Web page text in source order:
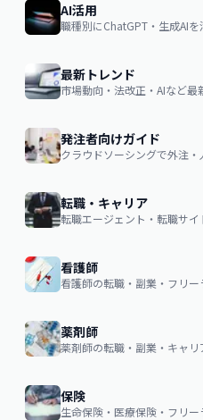
AI活用
最新トレンド
市場動向・法改正・AIなど最
発注者向けガイド
クラウドソーシングで外注
転職・キャリア
転職エージェント・転職サ
看護師
看護師の転職・副業・フリ
薬剤師
薬剤師の転職・副業・キャリ
保険
生命保険・医療保険・フリ